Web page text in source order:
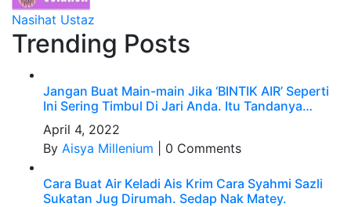
Nasihat Ustaz
Trending Posts
Jangan Buat Main-main Jika ‘BINTIK AIR’ Seperti
Ini Sering Timbul Di Jari Anda. Itu Tandanya…
April 4, 2022
By Aisya Millenium 0 Comments
Cara Buat Air Keladi Ais Krim Cara Syahmi Sazli
Sukatan Jug Dirumah. Sedap Nak Matey.